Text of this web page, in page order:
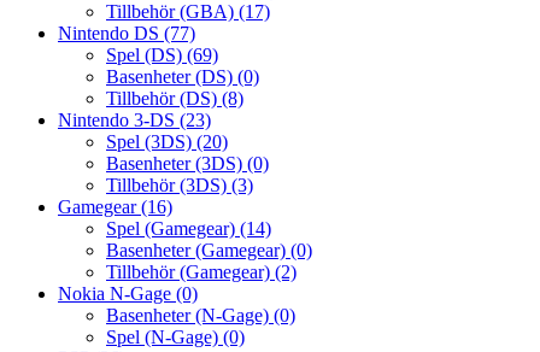
Tillbehör (GBA) (17)
Nintendo DS (77)
Spel (DS) (69)
Basenheter (DS) (0)
Tillbehör (DS) (8)
Nintendo 3-DS (23)
Spel (3DS) (20)
Basenheter (3DS) (0)
Tillbehör (3DS) (3)
Gamegear(16)
Spel (Gamegear) (14)
Basenheter (Gamegear) (0)
Tillbehör (Gamegear) (2)
Nokia N-Gage (0)
Basenheter (N-Gage) (0)
Spel (N-Gage) (0)